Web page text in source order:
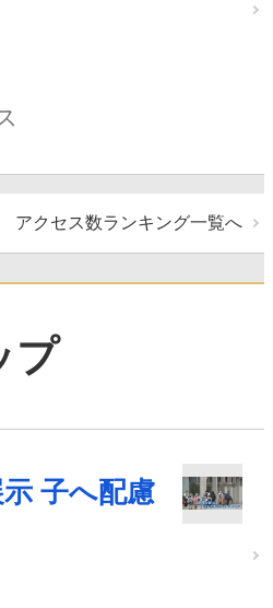
アクセス数ランキング一覧へ
プ
子へ配慮